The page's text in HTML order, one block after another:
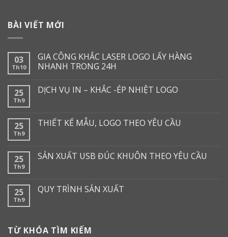
BÀI VIẾT MỚI
03
Th10
GIA CÔNG KHẮC LASER LOGO LẤY HÀNG
NHANH TRONG 24H
25
Th9
DỊCH VỤ IN – KHẮC -ÉP NHIỆT LOGO
25
Th9
THIẾT KẾ MẪU, LOGO THEO YÊU CẦU
25
Th9
SẢN XUẤT USB ĐÚC KHUÔN THEO YÊU CẦU
25
Th9
QUY TRÌNH SẢN XUẤT
TỪ KHÓA TÌM KIẾM